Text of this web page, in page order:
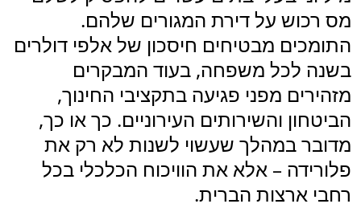
מס רכוש על דירת המגורים שלהם.
התומכים מבטיחים חיסכון של אלפי דולרים
בשנה לכל משפחה, בעוד המבקרים
מזהירים מפני פגיעה בתקציבי החינוך,
הביטחון והשירותים העירוניים. כך או כך,
מדובר במהלך שעשוי לשנות לא רק את
פלורידה – אלא את הוויכוח הכלכלי בכל
רחבי ארצות הברית.